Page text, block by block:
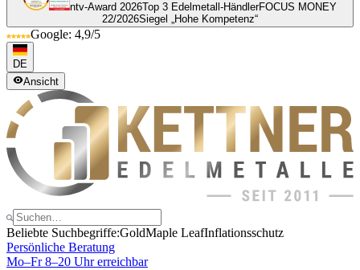
ntv-Award 2026Top 3 Edelmetall-HändlerFOCUS MONEY
22/2026Siegel „Hohe Kompetenz“
Google: 4,9/5
DE
Ansicht
Beliebte Suchbegriffe:GoldMaple LeafInflationsschutz
Persönliche Beratung
Mo–Fr 8–20 Uhr erreichbar